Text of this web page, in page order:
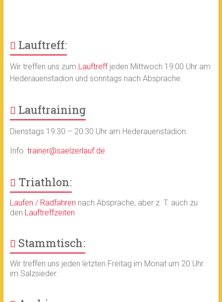
Lauftreff:
Wir treffen uns zum Lauftreffjeden Mittwoch 19:00 Uhr am
Hederauenstadion und sonntags nach Absprache.
Lauftraining
Dienstags 19:30 – 20:30 Uhr am Hederauenstadion.
Info: trainer@saelzerlauf.de
Triathlon:
Laufen / Radfahren nach Absprache, aber z. T. auch zu
den Lauftreffzeiten
Stammtisch:
Wir treffen uns jeden letzten Freitag im Monat um 20 Uhr
im Salzsieder.